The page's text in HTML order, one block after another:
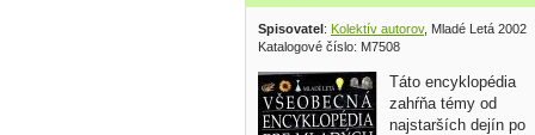
Spisovatel: Kolektív autorov, Mladé Letá 2002
Katalogové číslo: M7508
Táto encyklopédia
zahŕňa témy od
najstarších dejín po